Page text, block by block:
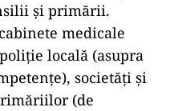
și primării.
medicale
locală (asupra
societăți și
(de